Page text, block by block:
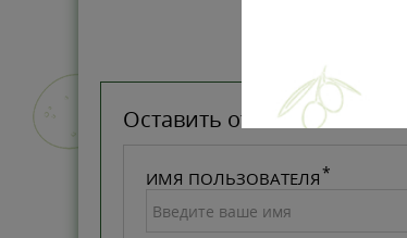
Оставить отзыв
ИМЯ ПОЛЬЗОВАТЕЛЯ